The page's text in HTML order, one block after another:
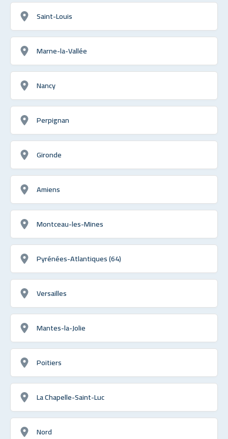
Saint-Louis
Marne-la-Vallée
Nancy
Perpignan
Gironde
Amiens
Montceau-les-Mines
Pyrénées-Atlantiques (64)
Versailles
Mantes-la-Jolie
Poitiers
La Chapelle-Saint-Luc
Nord